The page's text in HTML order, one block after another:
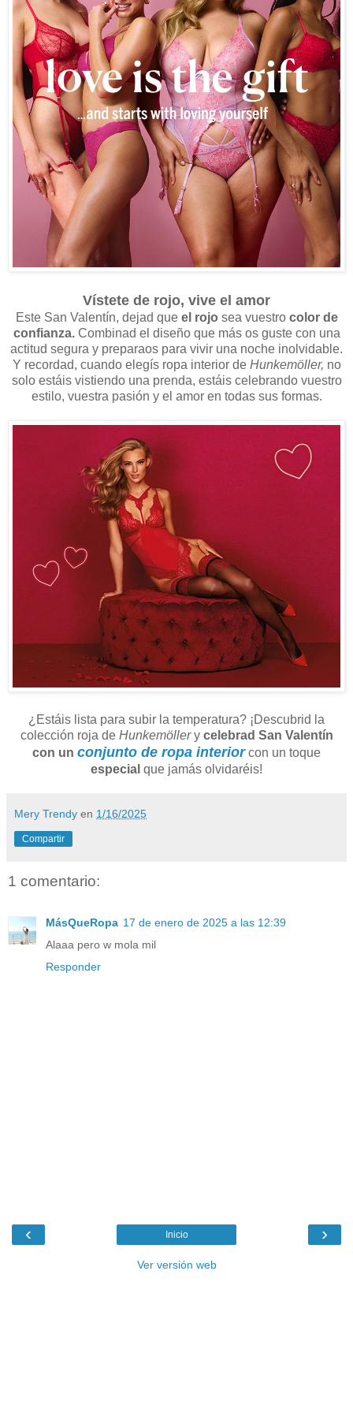
Vístete de rojo, vive el amor
Este San Valentín, dejad que el rojo sea vuestrocolor de
confianza.Combinad el diseño que más os guste con una
actitud segura y preparaos para vivir una noche inolvidable.
Y recordad, cuando elegís ropa interior de Hunkemöller, no
solo estáis vistiendo una prenda, estáis celebrando vuestro
estilo, vuestra pasión y el amor en todas sus formas.
¿Estáis lista para subir la temperatura? ¡Descubrid la
colección roja de Hunkemöllery celebrad San Valentín
con un conjunto de ropa interior con un toque
especial que jamás olvidaréis!
Mery Trendy en 1/16/2025
Compartir
1 comentario:
MásQueRopa 17 de enero de 2025 a las 12:39
Alaaa pero w mola mil
Responder
‹ ›
Inicio
Ver versión web